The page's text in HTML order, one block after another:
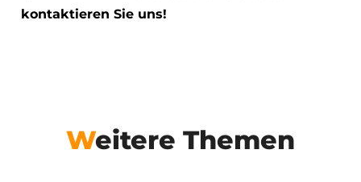
kontaktieren Sie uns!
Weitere Themen